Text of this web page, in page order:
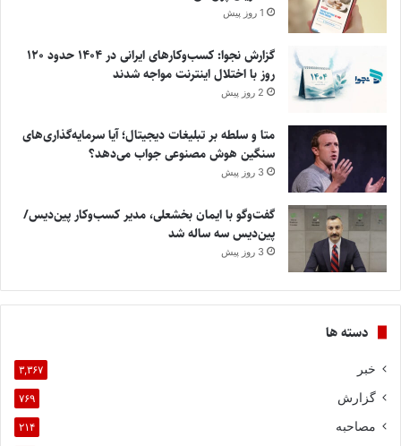
1 روز پیش
گزارش نجوا: کسب‌وکارهای ایرانی در ۱۴۰۴ حدود ۱۲۰
روز با اختلال اینترنت مواجه شدند
2 روز پیش
متا و سلطه بر تبلیغات دیجیتال؛ آیا سرمایه‌گذاری‌های
سنگین هوش مصنوعی جواب می‌دهد؟
3 روز پیش
گفت‌وگو با ایمان بخشعلی، مدیر کسب‌وکار پین‌دیس/
پین‌دیس سه ساله شد
3 روز پیش
دسته ها
خبر ۳,۳۶۷
گزارش ۷۶۹
مصاحبه ۲۱۴